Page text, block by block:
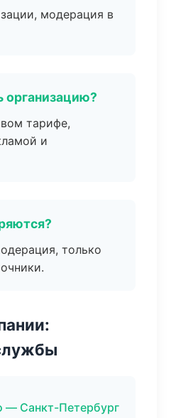
модерация в
организацию?
тарифе,
и
только
— Санкт-Петербург